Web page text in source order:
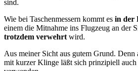
sind.
Wie bei Taschenmessern kommt es in der
einem die Mitnahme ins Flugzeug an der
trotzdem verwehrt wird.
Aus meiner Sicht aus gutem Grund. Denn
mit kurzer Klinge läßt sich prinzipiell